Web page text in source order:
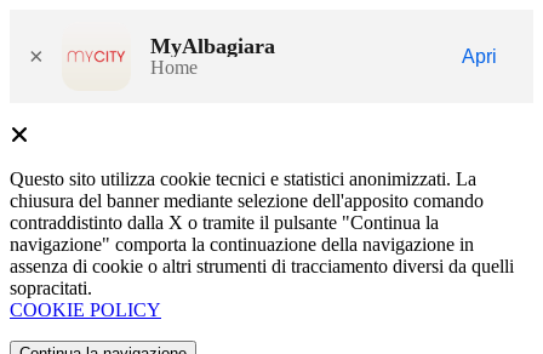
× MyAlbagiara
Home
Apri
Questo sito utilizza cookie tecnici e statistici anonimizzati. La
chiusura del banner mediante selezione dell'apposito comando
contraddistinto dalla X o tramite il pulsante "Continua la
navigazione" comporta la continuazione della navigazione in
assenza di cookie o altri strumenti di tracciamento diversi da quelli
sopracitati.
COOKIE POLICY